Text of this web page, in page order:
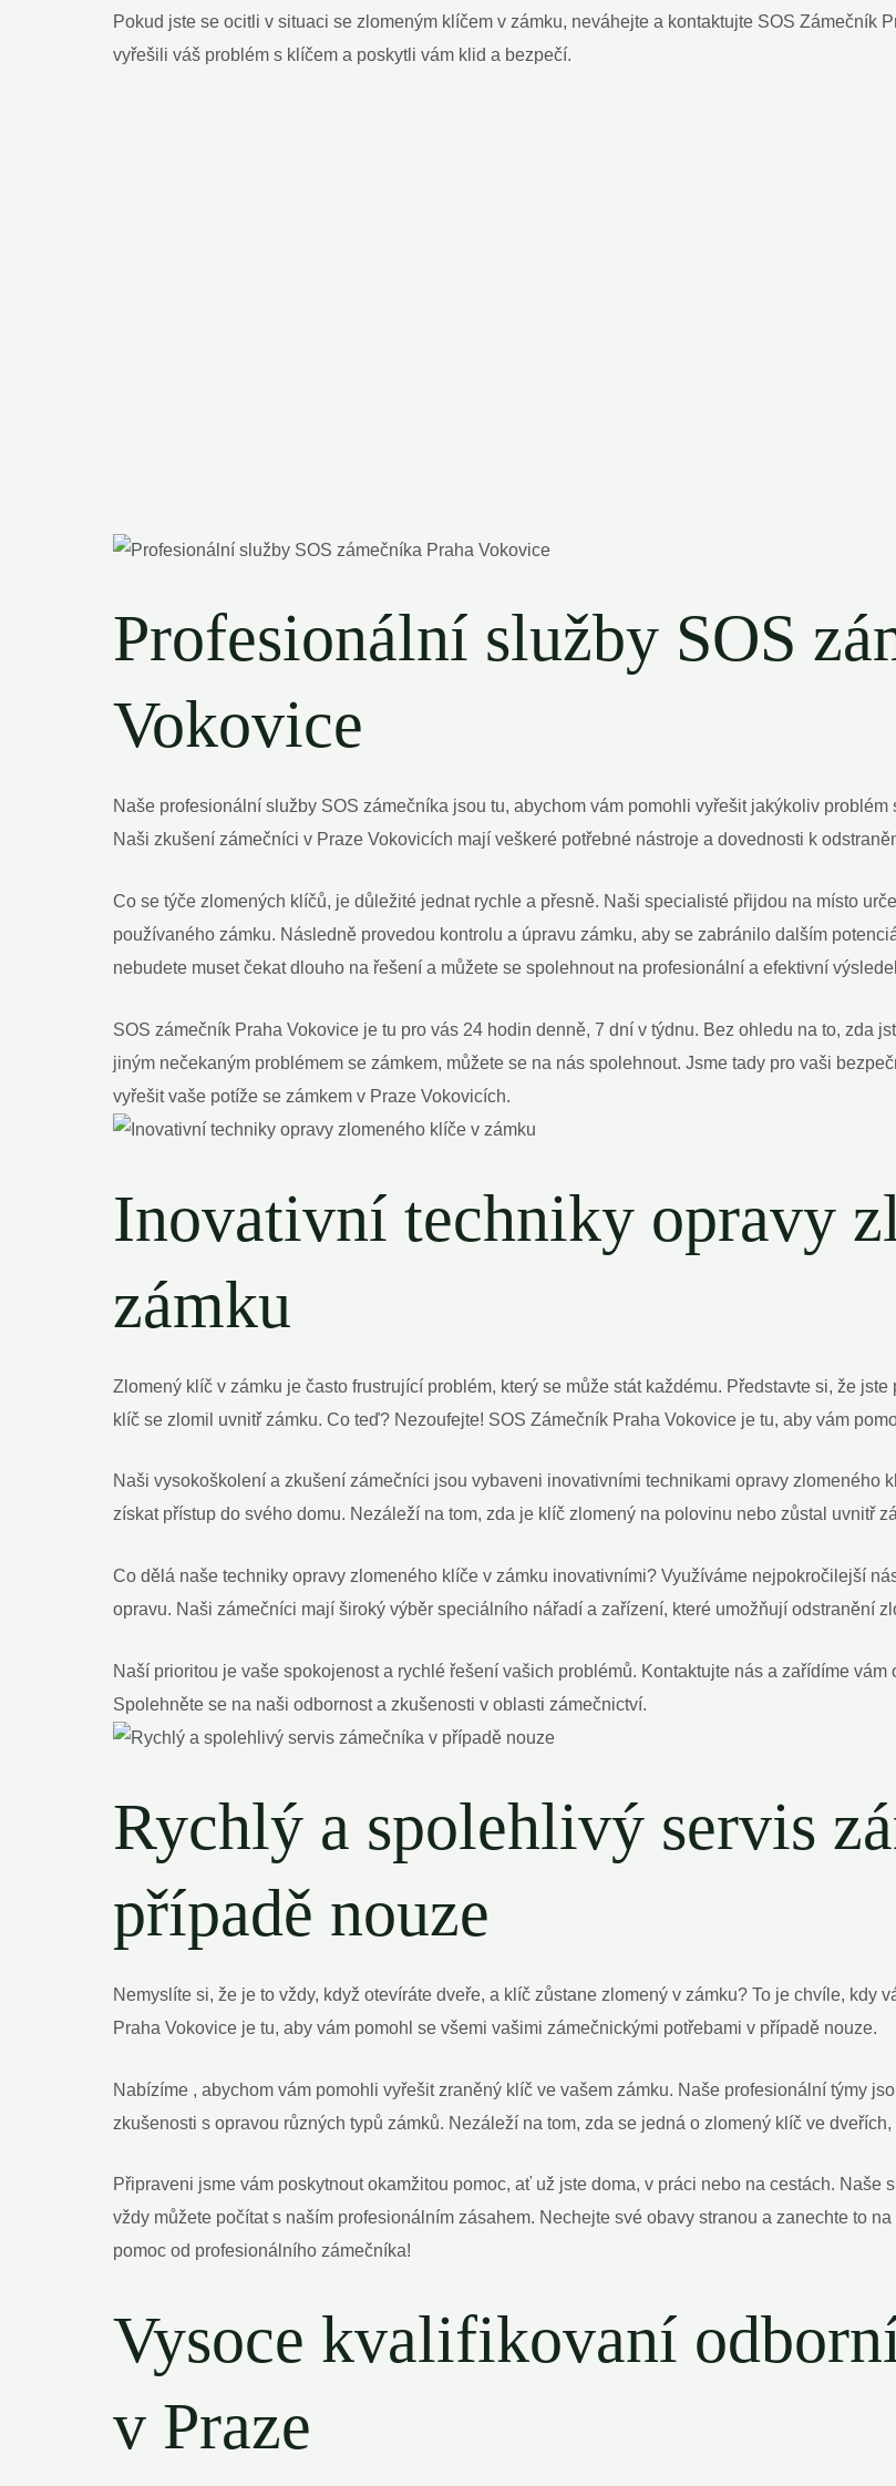
Pokud jste se ocitli v situaci se zlomeným klíčem v zámku, neváhejte a kontaktujte SOS Zámečník
vyřešili váš problém s klíčem a poskytli vám klid a bezpečí.
Profesionální služby SOS
Vokovice
Naše profesionální služby SOS zámečníka jsou tu, abychom vám pomohli vyřešit jakýkoliv
Naši zkušení zámečníci v Praze Vokovicích mají veškeré potřebné nástroje a dovednosti k
Co se týče zlomených klíčů, je důležité jednat rychle a přesně. Naši specialisté přijdou na místo
používaného zámku. Následně provedou kontrolu a úpravu zámku, aby se zabránilo dalším
nebudete muset čekat dlouho na řešení a můžete se spolehnout na profesionální a efektivní
SOS zámečník Praha Vokovice je tu pro vás 24 hodin denně, 7 dní v týdnu. Bez ohledu na to, zda
jiným nečekaným problémem se zámkem, můžete se na nás spolehnout. Jsme tady pro vaši
vyřešit vaše potíže se zámkem v Praze Vokovicích.
Inovativní techniky opravy
zámku
Zlomený klíč v zámku je často frustrující problém, který se může stát každému. Představte si, že
klíč se zlomil uvnitř zámku. Co teď? Nezoufejte! SOS Zámečník Praha Vokovice je tu, aby vám
Naši vysokoškolení a zkušení zámečníci jsou vybaveni inovativními technikami opravy zlomeného
získat přístup do svého domu. Nezáleží na tom, zda je klíč zlomený na polovinu nebo zůstal uvnitř
Co dělá naše techniky opravy zlomeného klíče v zámku inovativními? Využíváme nejpokročilejší
opravu. Naši zámečníci mají široký výběr speciálního nářadí a zařízení, které umožňují odstranění
Naší prioritou je vaše spokojenost a rychlé řešení vašich problémů. Kontaktujte nás a zařídíme
Spolehněte se na naši odbornost a zkušenosti v oblasti zámečnictví.
Rychlý a spolehlivý servis
případě nouze
Nemyslíte si, že je to vždy, když otevíráte dveře, a klíč zůstane zlomený v zámku? To je chvíle, kdy
Praha Vokovice je tu, aby vám pomohl se všemi vašimi zámečnickými potřebami v případě nouze.
Nabízíme , abychom vám pomohli vyřešit zraněný klíč ve vašem zámku. Naše profesionální týmy
zkušenosti s opravou různých typů zámků. Nezáleží na tom, zda se jedná o zlomený klíč ve
Připraveni jsme vám poskytnout okamžitou pomoc, ať už jste doma, v práci nebo na cestách.
vždy můžete počítat s naším profesionálním zásahem. Nechejte své obavy stranou a zanechte to
pomoc od profesionálního zámečníka!
Vysoce kvalifikovaní
v Praze